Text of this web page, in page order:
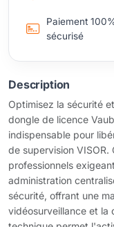
Paiement
sécurisé
Description
Optimisez la sécurité
dongle de licence
indispensable pour
de supervision VISOR.
professionnels
administration
sécurité, offrant une
vidéosurveillance et la